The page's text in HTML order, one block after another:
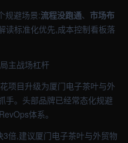
规避场景:流程没跑通、 市场布
读标准化优先,成本控制看板落
主战场杠杆
项目升级为厦门电子茶叶与外
手。头部品牌已经常态化规避
体系。
倍,建议厦门电子茶叶与外贸物